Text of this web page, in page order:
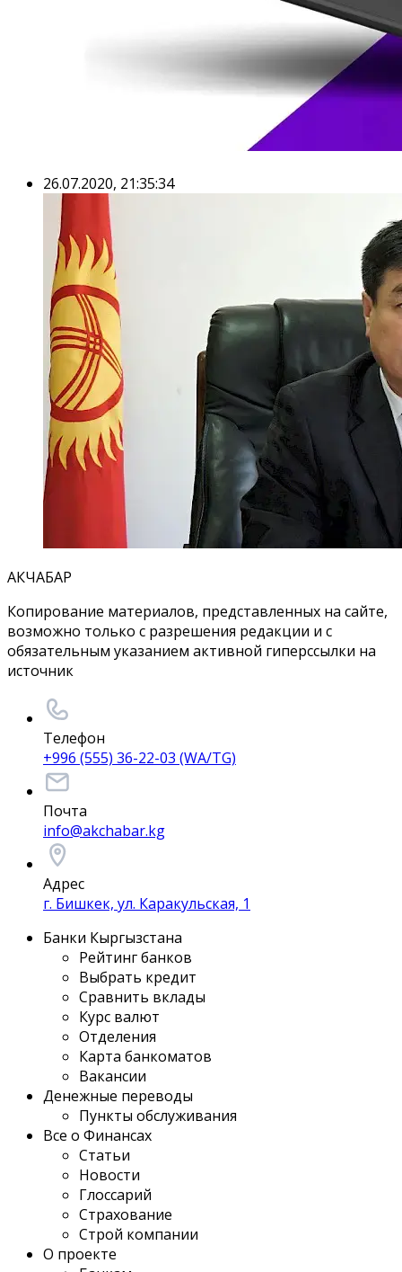
26.07.2020, 21:35:34
АКЧАБАР
Копирование материалов, представленных на сайте,
возможно только с разрешения редакции и с
обязательным указанием активной гиперссылки на
источник
Телефон
+996 (555) 36-22-03 (WA/TG)
Почта
info@akchabar.kg
Адрес
г. Бишкек, ул. Каракульская, 1
Банки Кыргызстана
Рейтинг банков
Выбрать кредит
Сравнить вклады
Курс валют
Отделения
Карта банкоматов
Вакансии
Денежные переводы
Пункты обслуживания
Все о Финансах
Статьи
Новости
Глоссарий
Страхование
Строй компании
О проекте